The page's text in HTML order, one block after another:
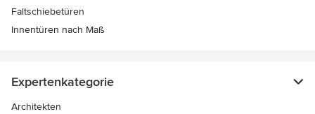
Faltschiebetüren
Innentüren nach Maß
Expertenkategorie
Architekten